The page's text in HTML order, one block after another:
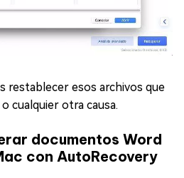
restablecer esos archivos que
cualquier otra causa.
documentos Word
con AutoRecovery